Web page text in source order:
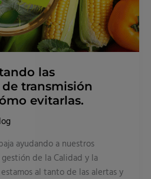
las
transmisión
evitarlas.
ayudando a nuestros
de la Calidad y la
al tanto de las alertas y